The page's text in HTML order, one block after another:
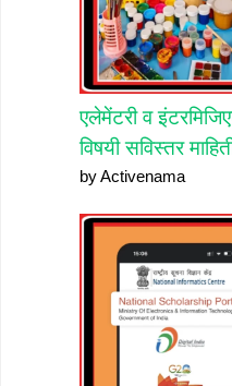
एलेमेंटरी व
विषयी सविस्तर
by Activenama